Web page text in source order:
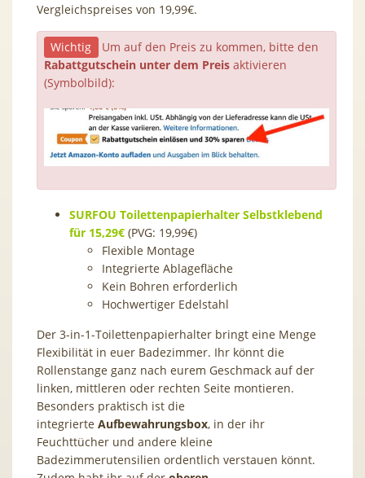
Vergleichspreises von 19,99€.
Wichtig
Um auf den Preis zu kommen, bitte den
Rabattgutschein unter dem Preis aktivieren
(Symbolbild):
SURFOU Toilettenpapierhalter Selbstklebend
für 15,29€ (PVG: 19,99€)
Flexible Montage
Integrierte Ablagefläche
Kein Bohren erforderlich
Hochwertiger Edelstahl
Der 3-in-1-Toilettenpapierhalter bringt eine Menge
Flexibilität in euer Badezimmer. Ihr könnt die
Rollenstange ganz nach eurem Geschmack auf der
linken, mittleren oder rechten Seite montieren.
Besonders praktisch ist die
integrierte Aufbewahrungsbox, in der ihr
Feuchttücher und andere kleine
Badezimmerutensilien ordentlich verstauen könnt.